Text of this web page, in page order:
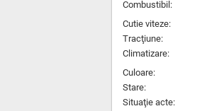
Combustibil:
Cutie viteze:
Tracţiune:
Climatizare:
Culoare:
Stare:
Situaţie acte: